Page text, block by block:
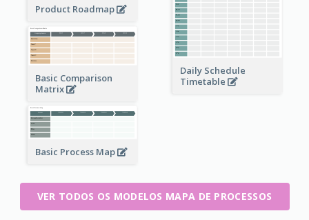
Product Roadmap
Daily Schedule
Timetable
Basic Comparison
Matrix
Basic Process Map
VER TODOS OS MODELOS MAPA DE PROCESSOS